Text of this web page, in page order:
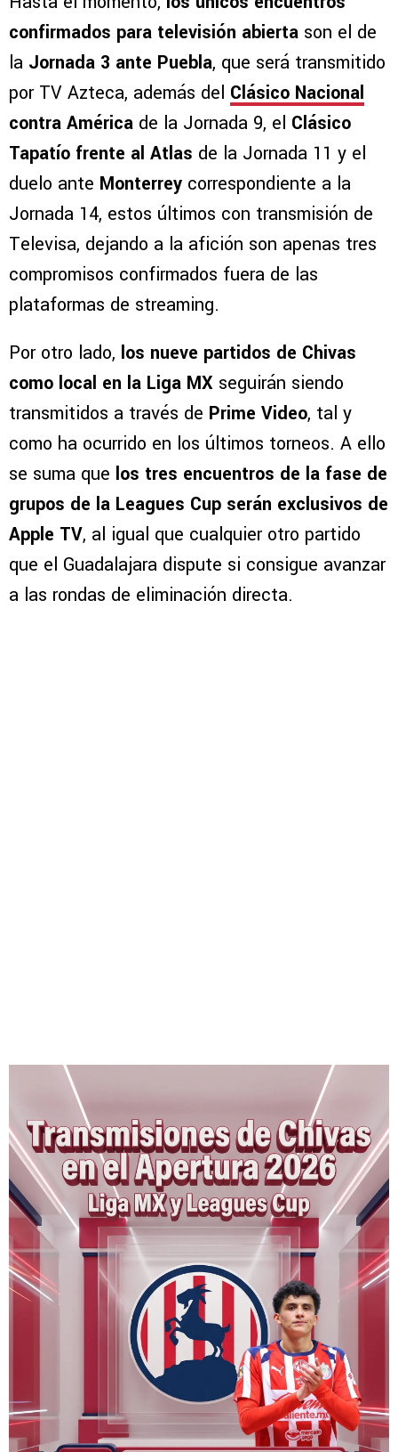
confirmados para televisión abierta son el de
la Jornada 3 ante Puebla, que será transmitido
por TV Azteca, además del Clásico Nacional
contra América de la Jornada 9, el Clásico
Tapatío frente al Atlas de la Jornada 11 y el
duelo ante Monterrey correspondiente a la
Jornada 14, estos últimos con transmisión de
Televisa, dejando a la afición son apenas tres
compromisos confirmados fuera de las
plataformas de streaming.
Por otro lado, los nueve partidos de Chivas
como local en la Liga MX seguirán siendo
transmitidos a través de Prime Video, tal y
como ha ocurrido en los últimos torneos. A ello
se suma que los tres encuentros de la fase de
grupos de la Leagues Cup serán exclusivos de
Apple TV, al igual que cualquier otro partido
que el Guadalajara dispute si consigue avanzar
a las rondas de eliminación directa.